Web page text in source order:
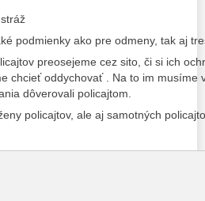
podmienky ako pre odmeny, tak aj
preosejeme cez sito, či si ich
chcieť oddychovať . Na to im musíme
dôverovali policajtom.
policajtov, ale aj samotných